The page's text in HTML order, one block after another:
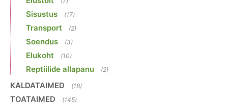
Sisustus (17)
Transport (2)
Soendus (3)
Elukoht (10)
Reptiilide allapanu (2)
KALDATAIMED (18)
TOATAIMED (145)